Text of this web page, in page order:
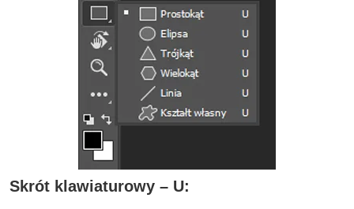
Skrót klawiaturowy – U: